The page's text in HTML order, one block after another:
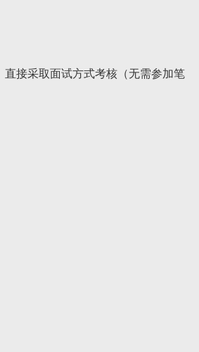
直接采取面试方式考核（无需参加笔